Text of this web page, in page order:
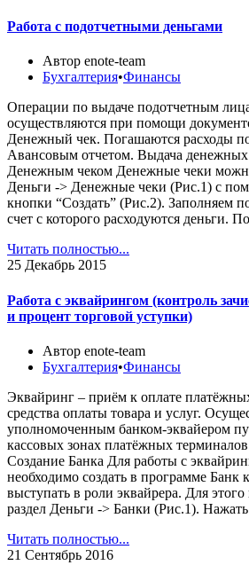
Работа с подотчетными деньгами
Автор enote-team
Бухгалтерия•Финансы
Операции по выдаче подотчетным
осуществляются при помощи
Денежный чек. Погашаются расходы
Авансовым отчетом. Выдача денежных
Денежным чеком Денежные чеки
Деньги -> Денежные чеки (Рис.1) с
кнопки “Создать” (Рис.2). Заполняем
счет с которого расходуются
Читать полностью...
25 Декабрь 2015
Работа с эквайрингом (контроль
и процент торговой уступки)
Автор enote-team
Бухгалтерия•Финансы
Эквайринг – приём к оплате
средства оплаты товара и услуг.
уполномоченным банком-эквайером
кассовых зонах платёжных
Создание Банка Для работы с
необходимо создать в программе Банк
выступать в роли эквайрера. Для
раздел Деньги -> Банки (Рис.1).
Читать полностью...
21 Сентябрь 2016